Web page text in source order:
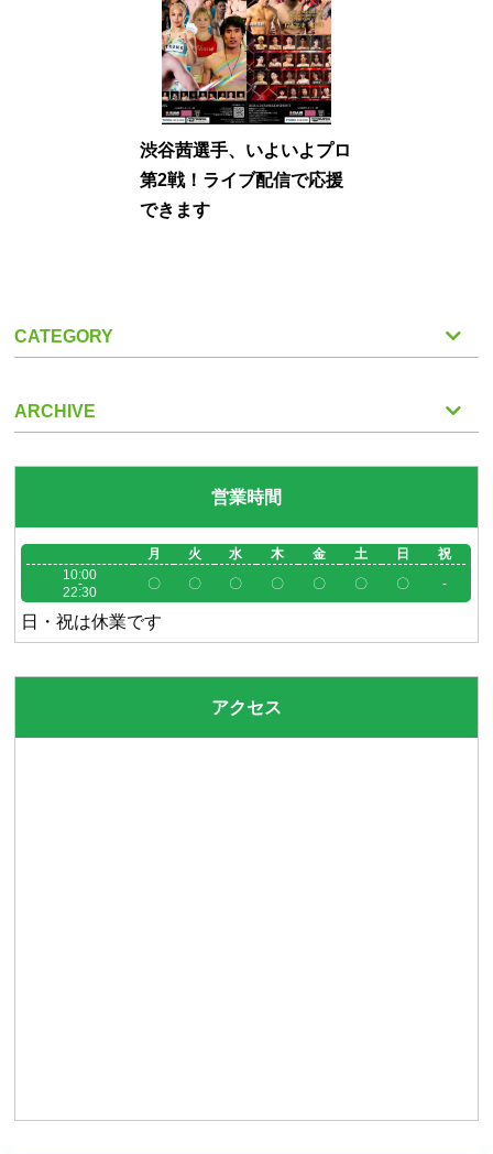
渋谷茜選手、いよいよプロ
第2戦！ライブ配信で応援
できます
CATEGORY
ARCHIVE
営業時間
月 火 水 木 金 土 日
祝
10:00
-
22:30
〇 〇 〇 〇 〇 〇 〇 -
日・祝は休業です
アクセス